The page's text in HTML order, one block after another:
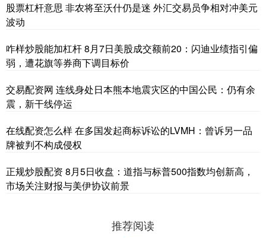
股票杠杆意思 非农将至沃什仍是迷 外汇交易员争相对冲美元
波动
咋样炒股能加杠杆 8月7日美股成交额前20：闪迪业绩指引偏
弱，遭花旗等券商下调目标价
交易配资网 连线身处日本熊本地震灾区的中国公民：仍有余
震，新干线停运
在线配资怎么样 在多国发起商标诉讼的LVMH：曾诉另一品
牌被判不构成侵权
正规炒股配资 8月5日收盘：道指与标普500指数均创新高，
市场关注财报与美伊协议前景
推荐阅读